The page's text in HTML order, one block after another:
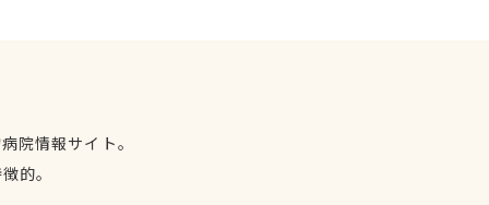
院情報サイト。
的。